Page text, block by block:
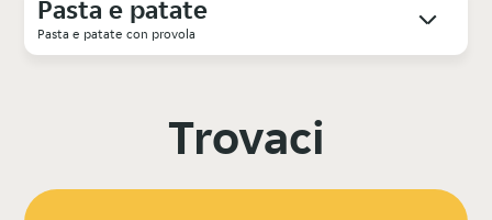
Pasta e patate
Pasta e patate con provola
Trovaci